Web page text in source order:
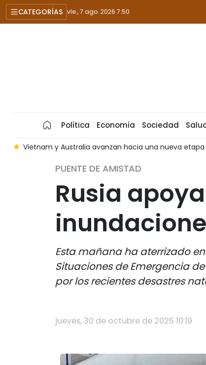
CATEGORÍAS vie., 7 ago. 2026 7:50
Política Economía Sociedad
Vietnam y Australia avanzan hacia una nueva
PUENTE DE AMISTAD
Rusia
Esta mañana ha aterrizado
Situaciones de Emergencia
por los recientes desastres
jueves, 30 de octubre de 2025 10:19